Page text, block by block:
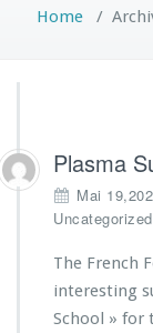
Home /
Plasma
Mai
Uncategorized
The French
interesting
School » for